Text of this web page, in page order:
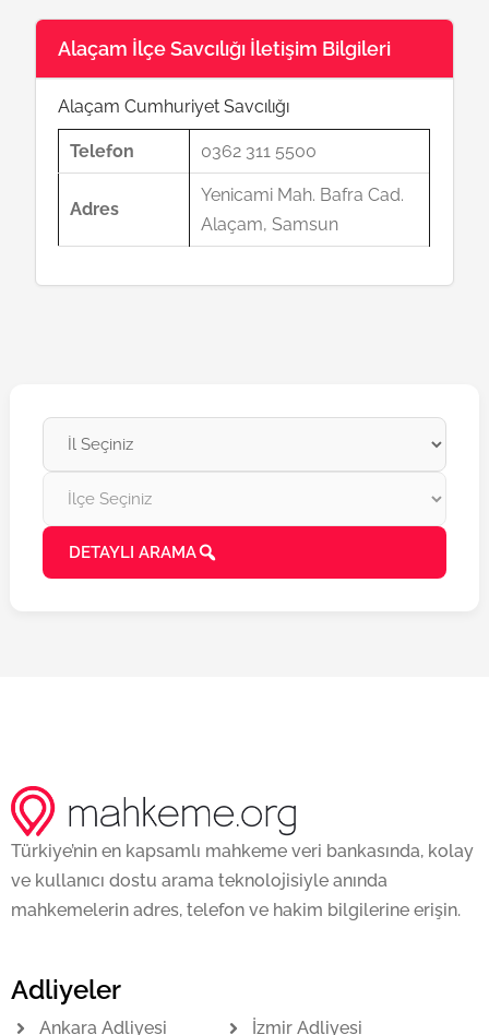
Alaçam İlçe Savcılığı İletişim Bilgileri
Alaçam Cumhuriyet Savcılığı
Telefon 0362 311 5500
Adres
Yenicami Mah. Bafra Cad.
Alaçam, Samsun
DETAYLI ARAMA
Türkiye’nin en kapsamlı mahkeme veri bankasında, kolay
ve kullanıcı dostu arama teknolojisiyle anında
mahkemelerin adres, telefon ve hakim bilgilerine erişin.
Adliyeler
Ankara Adliyesi İzmir Adliyesi